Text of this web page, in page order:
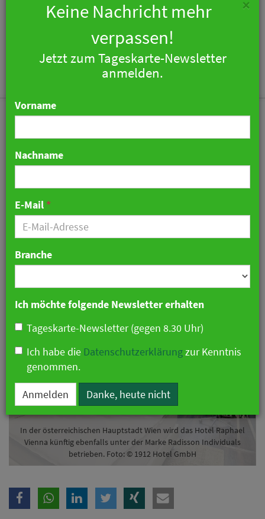
Radisson Hotel Group
eröffnet drei neue
Standorte in Deutschland
und Österreich
07. Mai 2026 10:08 Uhr| Hotellerie
In der österreichischen Hauptstadt Wien wird das Hotel Raphael
Vienna künftig ebenfalls unter der Marke Radisson Individuals
betrieben. Foto: © 1912 Hotel GmbH
Keine Nachricht mehr
verpassen!
Jetzt zum Tageskarte-Newsletter
E-Mail*
Ich möchte folgende Newsletter erhalten
Tageskarte-Newsletter (gegen 8.30 Uhr)
Ich habe die
genommen.